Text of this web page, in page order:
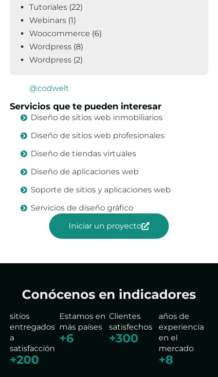
Tutoriales (22)
Webinars (1)
Woocommerce (6)
Wordpress (8)
Wordpress (2)
@codwelt
Servicios que te pueden interesar
Diseño de sitios web inmobiliarios
Diseño de sitios web profesionales
Diseño de tiendas virtuales
Diseño de aplicaciones web
Soporte de sitios y aplicaciones web
Servicios de diseño gráfico
Iniciar un proyecto
Conócenos en indicadores
sitios
entregados
a
satisfacción
+200
Estamos en
más países
+6
Clientes
satisfechos
+300
años de
experiencia
en el
mercado
+8